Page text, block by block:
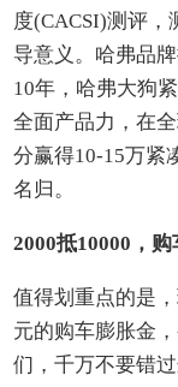
度(CACSI)测评
导意义。哈弗品
10年，哈弗大狗
全面产品力，在
分赢得10-15万紧
名归。
2000抵10000，
值得划重点的是
元的购车膨胀金
们，千万不要错过